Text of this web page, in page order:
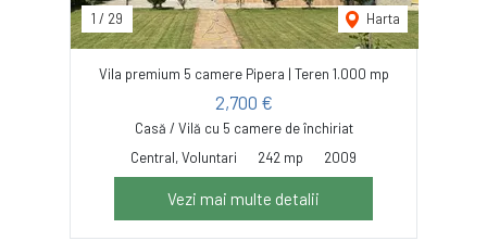
1 / 29 Harta
Vila premium 5 camere Pipera | Teren 1.000 mp
2,700 €
Casă / Vilă cu 5 camere de închiriat
Central, Voluntari
242 mp 2009
Vezi mai multe detalii